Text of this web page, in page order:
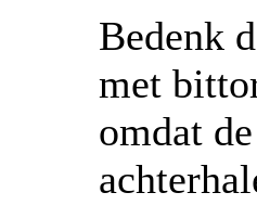
Bedenk
met
omdat